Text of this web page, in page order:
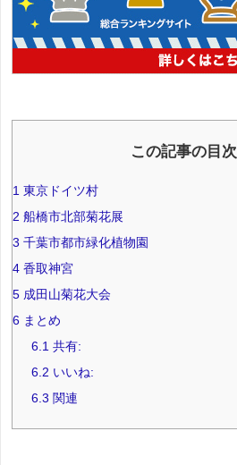
この記事の目次
1 東京ドイツ村
2 船橋市北部菊花展
3 千葉市都市緑化植物園
4 香取神宮
5 成田山菊花大会
6 まとめ
6.1 共有:
6.2 いいね:
6.3 関連